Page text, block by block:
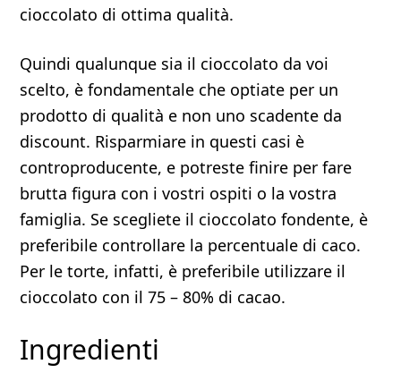
cioccolato di ottima qualità.
Quindi qualunque sia il cioccolato da voi
scelto, è fondamentale che optiate per un
prodotto di qualità e non uno scadente da
discount. Risparmiare in questi casi è
controproducente, e potreste finire per fare
brutta figura con i vostri ospiti o la vostra
famiglia. Se scegliete il cioccolato fondente, è
preferibile controllare la percentuale di caco.
Per le torte, infatti, è preferibile utilizzare il
cioccolato con il 75 – 80% di cacao.
Ingredienti